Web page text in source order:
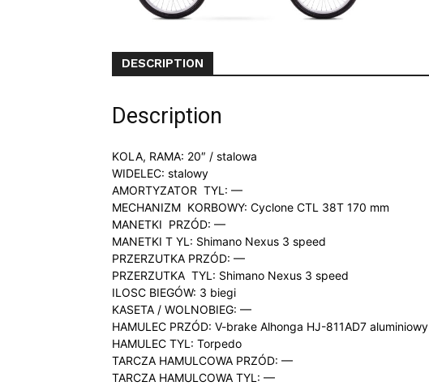
DESCRIPTION
Description
KOLA, RAMA: 20″ / stalowa
WIDELEC: stalowy
AMORTYZATOR TYL: —
MECHANIZM KORBOWY: Cyclone CTL 38T 170 mm
MANETKI PRZÓD: —
MANETKI T YL: Shimano Nexus 3 speed
PRZERZUTKA PRZÓD: —
PRZERZUTKA TYL: Shimano Nexus 3 speed
ILOSC BIEGÓW: 3 biegi
KASETA / WOLNOBIEG: —
HAMULEC PRZÓD: V-brake Alhonga HJ-811AD7 aluminiowy
HAMULEC TYL: Torpedo
TARCZA HAMULCOWA PRZÓD: —
TARCZA HAMULCOWA TYL: —